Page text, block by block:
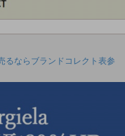
るならブランドコレクト表参